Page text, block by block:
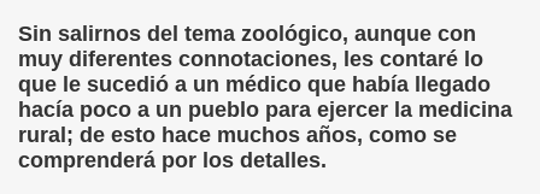
Sin salirnos del tema zoológico, aunque con
muy diferentes connotaciones, les contaré lo
que le sucedió a un médico que había llegado
hacía poco a un pueblo para ejercer la medicina
rural; de esto hace muchos años, como se
comprenderá por los detalles.